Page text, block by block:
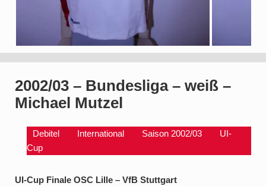
2002/03 – Bundesliga – weiß –
Michael Mutzel
Debitel International Saison 2002/03
UI-
Cup
UI-Cup Finale OSC Lille – VfB Stuttgart